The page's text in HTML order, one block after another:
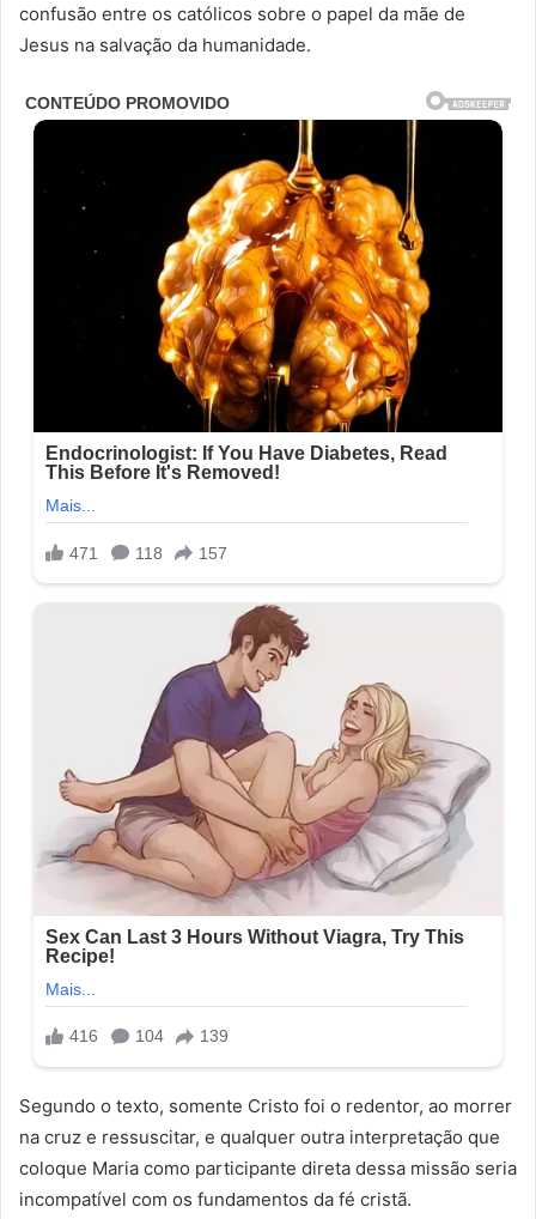
confusão entre os católicos sobre o papel da mãe de
Jesus na salvação da humanidade.
Segundo o texto, somente Cristo foi o redentor, ao morrer
na cruz e ressuscitar, e qualquer outra interpretação que
coloque Maria como participante direta dessa missão seria
incompatível com os fundamentos da fé cristã.